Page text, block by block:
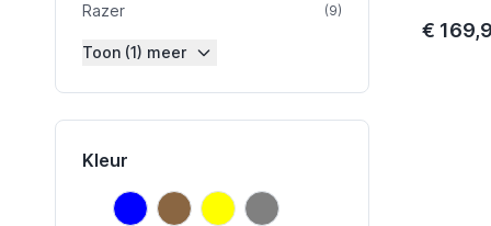
Razer (9)product
Toon (1) meer
Kleur
Blauw
BlauwBruin
Bruin Geel
Geel Grijs
Grijs
€